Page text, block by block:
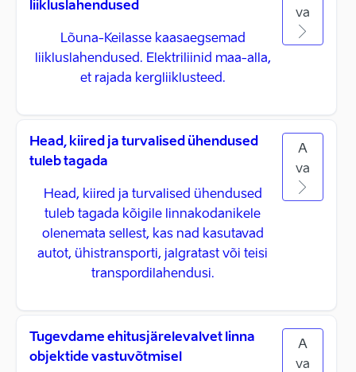
liikluslahendused
Lõuna-Keilasse kaasaegsemad
liikluslahendused. Elektriliinid maa-alla,
et rajada kergliiklusteed.
va
Head, kiired ja turvalised ühendused
tuleb tagada
Head, kiired ja turvalised ühendused
tuleb tagada kõigile linnakodanikele
olenemata sellest, kas nad kasutavad
autot, ühistransporti, jalgratast või teisi
transpordilahendusi.
A
va
Tugevdame ehitusjärelevalvet linna
objektide vastuvõtmisel
A
va